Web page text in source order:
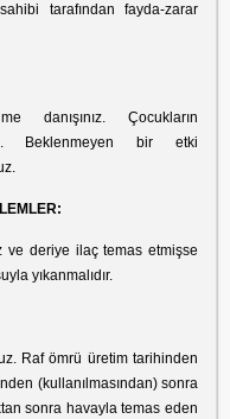
tarafından fayda-zarar
danışınız. Çocukların
Beklenmeyen bir etki
ve deriye ilaç temas etmişse
yıkanmalıdır.
Raf ömrü üretim tarihinden
(kullanılmasından) sonra
sonra havayla temas eden